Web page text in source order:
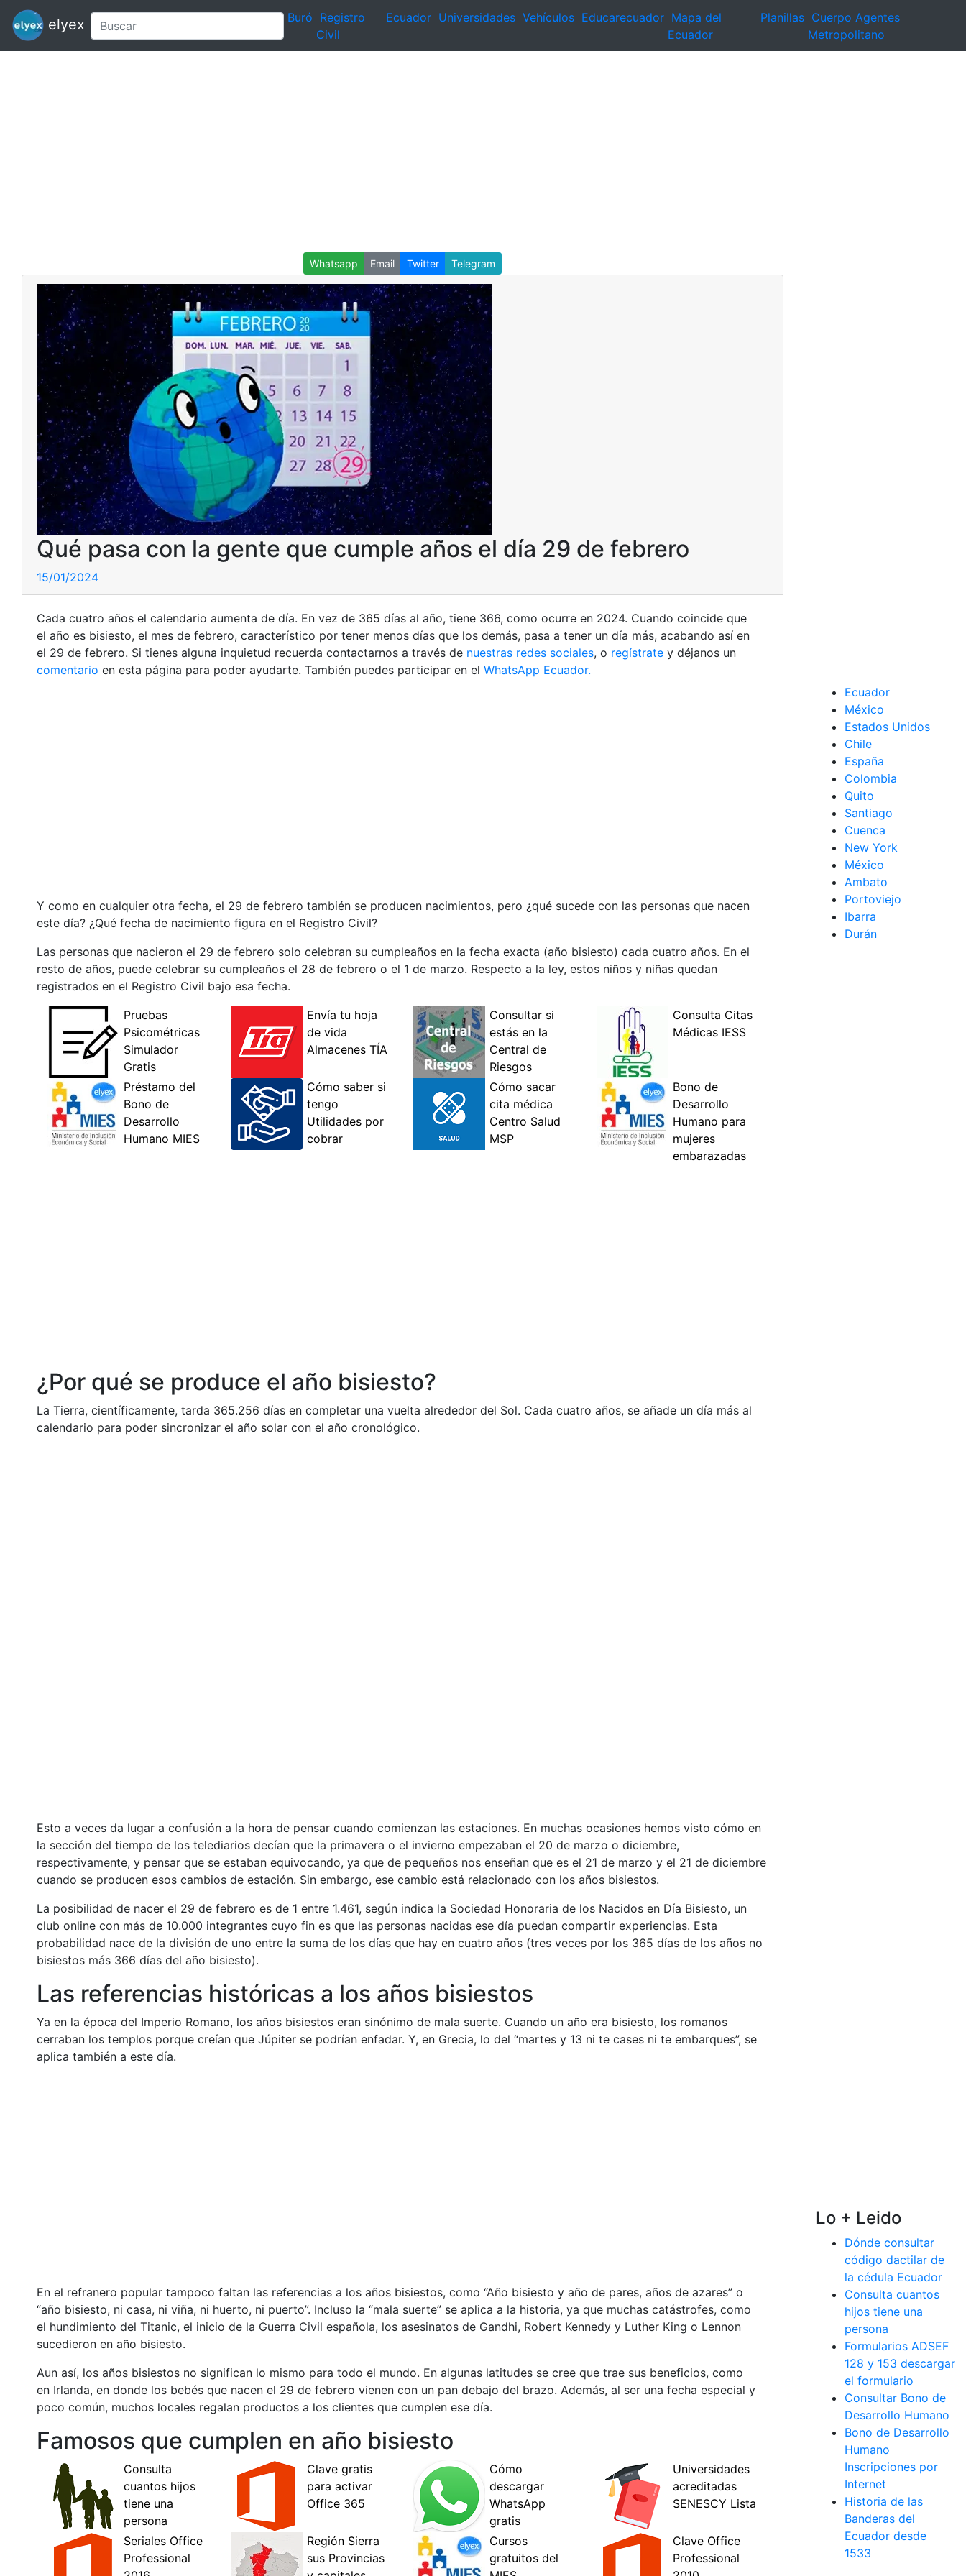
elyex Buró Registro
Civil
Ecuador Universidades Vehículos Educarecuador Mapa del
Ecuador
Planillas Cuerpo Agentes
Metropolitano
Whatsapp Email Twitter Telegram
Qué pasa con la gente que cumple años el día 29 de febrero
15/01/2024
Cada cuatro años el calendario aumenta de día. En vez de 365 días al año, tiene 366, como ocurre en 2024. Cuando coincide que
el año es bisiesto, el mes de febrero, característico por tener menos días que los demás, pasa a tener un día más, acabando así en
el 29 de febrero. Si tienes alguna inquietud recuerda contactarnos a través de nuestras redes sociales, o regístrate y déjanos un
comentario en esta página para poder ayudarte. También puedes participar en el WhatsApp Ecuador.
Y como en cualquier otra fecha, el 29 de febrero también se producen nacimientos, pero ¿qué sucede con las personas que nacen
este día? ¿Qué fecha de nacimiento figura en el Registro Civil?
Las personas que nacieron el 29 de febrero solo celebran su cumpleaños en la fecha exacta (año bisiesto) cada cuatro años. En el
resto de años, puede celebrar su cumpleaños el 28 de febrero o el 1 de marzo. Respecto a la ley, estos niños y niñas quedan
registrados en el Registro Civil bajo esa fecha.
¿Por qué se produce el año bisiesto?
La Tierra, científicamente, tarda 365.256 días en completar una vuelta alrededor del Sol. Cada cuatro años, se añade un día más al
calendario para poder sincronizar el año solar con el año cronológico.
Esto a veces da lugar a confusión a la hora de pensar cuando comienzan las estaciones. En muchas ocasiones hemos visto cómo en
la sección del tiempo de los telediarios decían que la primavera o el invierno empezaban el 20 de marzo o diciembre,
respectivamente, y pensar que se estaban equivocando, ya que de pequeños nos enseñan que es el 21 de marzo y el 21 de diciembre
cuando se producen esos cambios de estación. Sin embargo, ese cambio está relacionado con los años bisiestos.
La posibilidad de nacer el 29 de febrero es de 1 entre 1.461, según indica la Sociedad Honoraria de los Nacidos en Día Bisiesto, un
club online con más de 10.000 integrantes cuyo fin es que las personas nacidas ese día puedan compartir experiencias. Esta
probabilidad nace de la división de uno entre la suma de los días que hay en cuatro años (tres veces por los 365 días de los años no
bisiestos más 366 días del año bisiesto).
Las referencias históricas a los años bisiestos
Ya en la época del Imperio Romano, los años bisiestos eran sinónimo de mala suerte. Cuando un año era bisiesto, los romanos
cerraban los templos porque creían que Júpiter se podrían enfadar. Y, en Grecia, lo del “martes y 13 ni te cases ni te embarques”, se
aplica también a este día.
En el refranero popular tampoco faltan las referencias a los años bisiestos, como “Año bisiesto y año de pares, años de azares” o
“año bisiesto, ni casa, ni viña, ni huerto, ni puerto”. Incluso la “mala suerte” se aplica a la historia, ya que muchas catástrofes, como
el hundimiento del Titanic, el inicio de la Guerra Civil española, los asesinatos de Gandhi, Robert Kennedy y Luther King o Lennon
sucedieron en año bisiesto.
Aun así, los años bisiestos no significan lo mismo para todo el mundo. En algunas latitudes se cree que trae sus beneficios, como
en Irlanda, en donde los bebés que nacen el 29 de febrero vienen con un pan debajo del brazo. Además, al ser una fecha especial y
poco común, muchos locales regalan productos a los clientes que cumplen ese día.
Famosos que cumplen en año bisiesto
Ecuador
México
Estados Unidos
Chile
España
Colombia
Quito
Santiago
Cuenca
New York
México
Ambato
Portoviejo
Ibarra
Durán
Lo + Leido
Dónde consultar
código dactilar de
la cédula Ecuador
Consulta cuantos
hijos tiene una
persona
Formularios ADSEF
128 y 153 descargar
el formulario
Consultar Bono de
Desarrollo Humano
Bono de Desarrollo
Humano
Inscripciones por
Internet
Historia de las
Banderas del
Ecuador desde
1533